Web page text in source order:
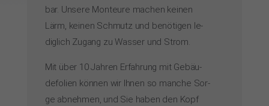
bar. Un­se­re Mon­teu­re ma­chen kei­nen
Lärm, kei­nen Schmutz und be­nö­ti­gen le­
dig­lich Zu­gang zu Was­ser und Strom.
Mit über 10 Jah­ren Er­fah­rung mit Ge­bäu­
de­fo­lien kön­nen wir Ih­nen so man­che Sor­
ge ab­neh­men, und Sie ha­ben den Kopf